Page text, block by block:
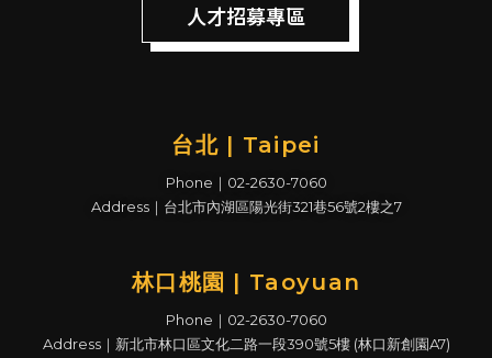
人才招募專區
台北 | Taipei
Phone｜02-2630-7060
Address｜台北市內湖區陽光街321巷56號2樓之7
林口桃園 | Taoyuan
Phone｜02-2630-7060
Address｜新北市林口區文化二路一段390號5樓 (林口新創園A7)